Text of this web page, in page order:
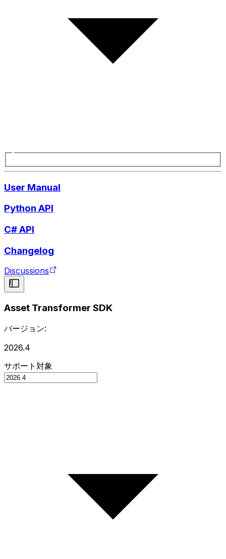
User Manual
Python API
C# API
Changelog
Discussions
Asset Transformer SDK
バージョン:
2026.4
サポート対象